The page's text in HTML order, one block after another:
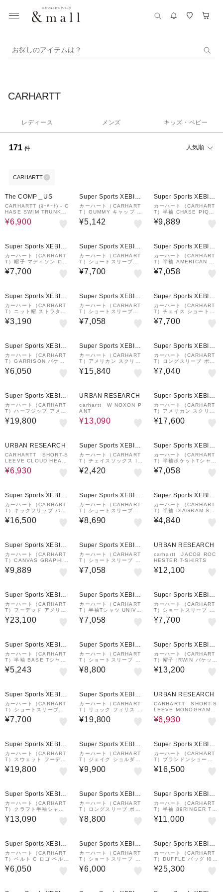
お探しのアイテムは？
CARHARTT
レディース メンズ キッズ・ベビー
171 件 人気順
CARHARTT
The COMP＿US
CARHARTT (ｶｰﾊｰﾄ) - C
HASE SWIM TRUNKS
(ﾁｪｲｽｽｲﾑﾄﾗﾝｸｽ) I03506
2
¥6,900
Super Sports XEBIO
&mall店
カーハート（CARHART
T）GUMMY キャップ I0
3321789XX
¥5,142
Super Sports XEBIO
&mall店
カーハート（CARHART
T）半袖 CHASE PIQUE
ポロシャツ I0238073L
RXX26SS
¥9,889
Super Sports XEBIO
&mall店
カーハート（CARHART
T）帽子 マディソン ロゴ
キャップ I0367303M7X
X26SS
¥7,700
Super Sports XEBIO
&mall店
カーハート（CARHART
T）ショートスリーブア
メリカンスクリプトTシ
ャツ I02995689XX25S
¥7,700
Super Sports XEBIO
&mall店
カーハート（CARHART
T）半袖 AMERICAN SC
RIPT Tシャツ I029956
89XX26SS
¥7,058
Super Sports XEBIO
&mall店
カーハート（CARHART
T）ニット帽 ストラタス
ハット ロウ I0257411C
XX24FW ネイビー
¥3,190
Super Sports XEBIO
&mall店
カーハート（CARHART
T）ショートスリーブア
メリカンスクリプトTシ
ャツ I02995602XX25S
¥7,058
Super Sports XEBIO
&mall店
カーハート（CARHART
T）チェイス ショートス
リーブTシャツ I026391
00FXX26SS
¥7,700
Super Sports XEBIO
&mall店
カーハート（CARHART
T）GARRISON バケッ
トハット I0331561ZF4
J
¥6,050
Super Sports XEBIO
&mall店
カーハート（CARHART
T）アメリカン スクリプ
ト スウェットシャツ I02
547589XX24FW
¥15,840
Super Sports XEBIO
&mall店
カーハート（CARHART
T）ロングスリーブ ポケ
ットTシャツ I03043729
NXX24FW
¥7,040
Super Sports XEBIO
&mall店
カーハート（CARHART
T）ハーフジップ アメリ
カン スクリプト スウェ
ットシャツ I0270142F
¥19,800
URBAN RESEARCH
carhartt W NOXON P
ANT
¥13,090
Super Sports XEBIO
&mall店
カーハート（CARHART
T）アメリカン スクリプ
ト スウェット I025475
V6XX25FW
¥17,600
URBAN RESEARCH
CARHARTT SHORT-S
LEEVE CLOUD HEAR
T T-SHIRTS
¥6,930
Super Sports XEBIO
&mall店
カーハート（CARHART
T）チェイスソックス I0
294211ILXX23SS
¥2,420
Super Sports XEBIO
&mall店
カーハート（CARHART
T）半袖ポケットTシャツ
I03043489XX26SS
¥7,058
Super Sports XEBIO
&mall店
カーハート（CARHART
T）キックフリップ バッ
クパック I031468HZXX
26SS
¥16,500
Super Sports XEBIO
&mall店
カーハート（CARHART
T）ショートスリーブポ
ケットハートTシャツ I0
3212800EXX25SS
¥8,690
Super Sports XEBIO
&mall店
カーハート（CARHART
T）半袖 DIAGRAM SCR
IPT Tシャツ I0331761
YDXX
¥4,840
Super Sports XEBIO
&mall店
カーハート（CARHART
T）CANVAS GRAPHIC
トートバッグ I0339752
VXXX25SS
¥9,889
Super Sports XEBIO
&mall店
カーハート（CARHART
T）ショートスリーブ ポ
ケット Tシャツ I03043
41YFXX
¥7,058
URBAN RESEARCH
carhartt JACOB ROC
HESTER T-SHIRTS
¥12,100
Super Sports XEBIO
&mall店
カーハート（CARHART
T）フーデッド アメリカ
ン スクリプト パーカー I
03306389XX25FW
¥23,100
Super Sports XEBIO
&mall店
カーハート（CARHART
T）半袖Tシャツ UNIVE
RSITY I0289900D2XX
¥7,058
Super Sports XEBIO
&mall店
カーハート（CARHART
T）ショートスリーブ A
MERICAN SCRIPT Tシ
ャツ I02995602XX
¥7,700
Super Sports XEBIO
&mall店
カーハート（CARHART
T）半袖 BASE Tシャツ
I0262640D2XX25SS
¥5,243
Super Sports XEBIO
&mall店
カーハート（CARHART
T）ショートスリーブ ユ
ニバーシティ スクリプト
Tシャツ 半袖 I0361100
¥8,800
Super Sports XEBIO
&mall店
カーハート（CARHART
T）帽子 IRWIN バケット
ハット I03460500EXX
25SS
¥13,200
Super Sports XEBIO
&mall店
カーハート（CARHART
T）ショートスリーブポ
ケットTシャツ I030434
89XX25SS
¥7,700
Super Sports XEBIO
&mall店
カーハート（CARHART
T）リュック フィリス バ
ックパック 黒 21.5L I0
3157589XX25FW デイ
¥19,800
URBAN RESEARCH
CARHARTT SHORT-S
LEEVE MONOGRAM T
-SHIRTS
¥6,930
Super Sports XEBIO
&mall店
カーハート（CARHART
T）スウェット フーディ
ー I03054738HXX25F
W
¥19,800
Super Sports XEBIO
&mall店
カーハート（CARHART
T）ジェイク ショルダー
ポーチ I0315822LSXX
25SS
¥9,900
Super Sports XEBIO
&mall店
カーハート（CARHART
T）ブランドンショーツ I
037161890625SS
¥16,500
Super Sports XEBIO
&mall店
カーハート（CARHART
T）クラフト半袖シャツ I
03523289XX26SS
¥13,090
Super Sports XEBIO
&mall店
カーハート（CARHART
T）ロングスリーブ ポケ
ット Tシャツ I0304370
2XX25FW
¥8,800
Super Sports XEBIO
&mall店
カーハート（CARHART
T）半袖 89RINGER Tシ
ャツ I0347132QT4G25
SS
¥11,000
Super Sports XEBIO
&mall店
カーハート（CARHART
T）ベルト C ロゴ ベルト
ーナル I0354153HLXX
26SS
¥6,050
Super Sports XEBIO
&mall店
カーハート（CARHART
T）ショートスリーブ A
MERICAN SCRIPT Tシ
ャツ I0299561ZDXX
¥6,000
Super Sports XEBIO
&mall店
カーハート（CARHART
T）DUFFLE バッグ I03
614589XX26SS
¥25,300